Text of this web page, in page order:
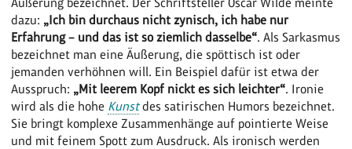
dazu: „Ich bin durchaus nicht zynisch, ich habe nur
Erfahrung – und das ist so ziemlich dasselbe“. Als Sarkasmus
bezeichnet man eine Äußerung, die spöttisch ist oder
jemanden verhöhnen will. Ein Beispiel dafür ist etwa der
Ausspruch: „Mit leerem Kopf nickt es sich leichter“. Ironie
wird als die hohe Kunstdes satirischen Humors bezeichnet.
Sie bringt komplexe Zusammenhänge auf pointierte Weise
und mit feinem Spott zum Ausdruck. Als ironisch werden